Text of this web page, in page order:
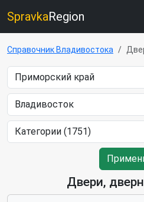
SpravkaRegion
Справочник Владивостока
Двери,